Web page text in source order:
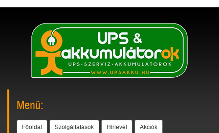
Menü:
Főoldal Szolgáltatások Hírlevél Akciók